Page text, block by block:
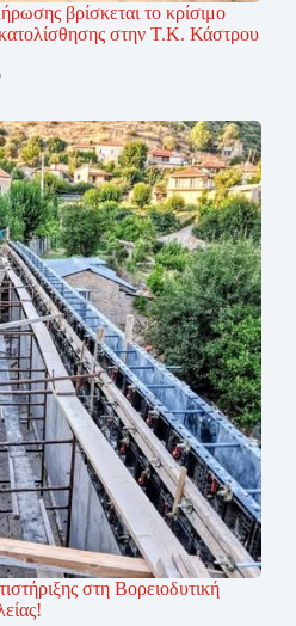
βρίσκεται το κρίσιμο
στην Τ.Κ. Κάστρου
στη Βορειοδυτική